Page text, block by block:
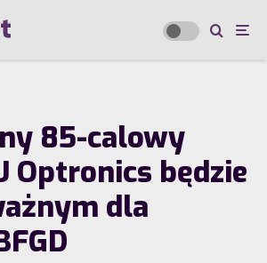
85-calowy
Optronics będzie
dla